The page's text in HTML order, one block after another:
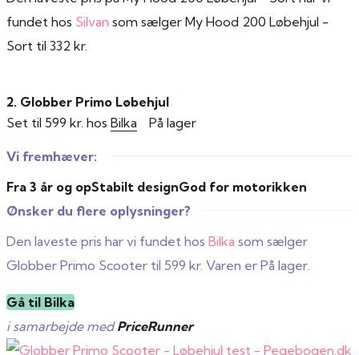
fundet hos Silvan som sælger My Hood 200 Løbehjul -
Sort til 332 kr.
2. Globber Primo Løbehjul
Set til 599 kr. hos Bilka På lager
Vi fremhæver:
Fra 3 år og opStabilt designGod for motorikken
Ønsker du flere oplysninger?
Den laveste pris har vi fundet hos Bilka som sælger
Globber Primo Scooter til 599 kr. Varen er På lager.
Gå til Bilka
i samarbejde medPriceRunner